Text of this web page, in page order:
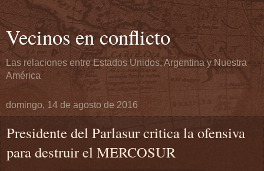
Vecinos en conflicto
Las relaciones entre Estados Unidos, Argentina y Nuestra
América
domingo, 14 de agosto de 2016
Presidente del Parlasur critica la ofensiva
para destruir el MERCOSUR